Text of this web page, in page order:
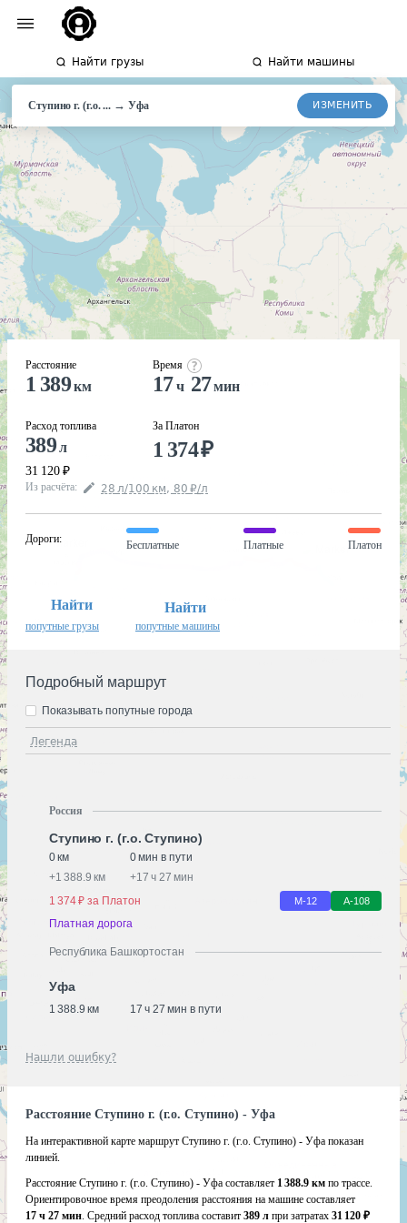
Найти грузы Найти машины
Ступино г. (г.о. ... → Уфа ИЗМЕНИТЬ
Расстояние
1 389км
Расход топлива
389л
31 120 ₽
Время
17ч 27мин
За Платон
1 374₽
Из расчёта: 28 л/100 км, 80 ₽/л
Дороги:
Бесплатные Платные Платон
Найти
попутные грузы
Найти
попутные машины
Подробный маршрут
Легенда
Показывать попутные города
Россия
Ступино г. (г.о. Ступино)
0 км
0 мин в пути
+1 388.9 км +17 ч 27 мин
1 374 ₽ за Платон
М-12 А-108
Платная дорога
Республика Башкортостан
Уфа
1 388.9 км 17 ч 27 мин в пути
Нашли ошибку?
Расстояние Ступино г. (г.о. Ступино) - Уфа
На интерактивной карте маршрут Ступино г. (г.о. Ступино) - Уфа показан
линией.
Расстояние Ступино г. (г.о. Ступино) - Уфа составляет 1 388.9 км по трассе.
Ориентировочное время преодоления расстояния на машине составляет
17 ч 27 мин. Средний расход топлива составит 389 л при затратах 31 120 ₽